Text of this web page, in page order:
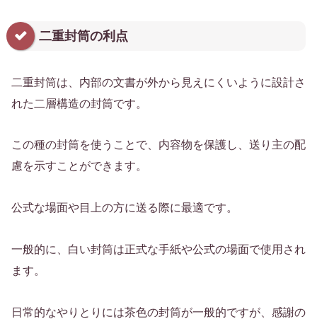
二重封筒の利点
二重封筒は、内部の文書が外から見えにくいように設計さ
れた二層構造の封筒です。
この種の封筒を使うことで、内容物を保護し、送り主の配
慮を示すことができます。
公式な場面や目上の方に送る際に最適です。
一般的に、白い封筒は正式な手紙や公式の場面で使用され
ます。
日常的なやりとりには茶色の封筒が一般的ですが、感謝の